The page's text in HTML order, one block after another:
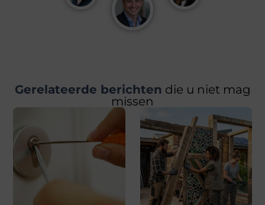
Gerelateerde berichten die u niet mag
missen